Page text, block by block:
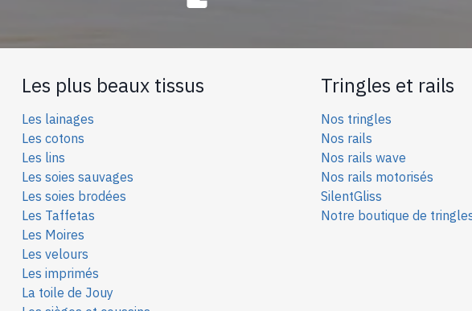
Les plus beaux tissus
Les lainages
Les cotons
Les lins
Les soies sauvages
Les soies brodées
Les Taffetas
Les Moires
Les velours
Les imprimés
La toile de Jouy
Tringles et rails
Nos tringles
Nos rails
Nos rails wave
Nos rails motorisés
SilentGliss
Notre boutique de